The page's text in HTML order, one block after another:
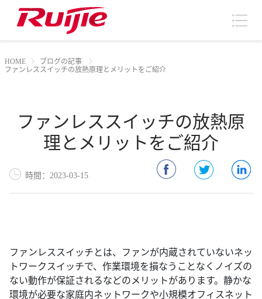
HOME
ブログの記事
ファンレススイッチの放熱原理とメリットをご紹介
ファンレススイッチの放熱原
理とメリットをご紹介
時間：2023-03-15
ファンレススイッチとは、ファンが内蔵されていないネッ
トワークスイッチで、作業環境を損なうことなくノイズの
ない動作が保証されるなどのメリットがあります。静かな
環境が必要な家庭内ネットワークや小規模オフィスネット